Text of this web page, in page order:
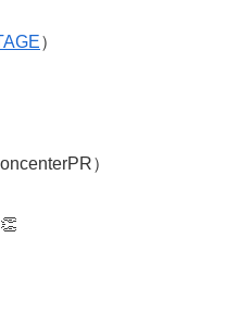
）
）